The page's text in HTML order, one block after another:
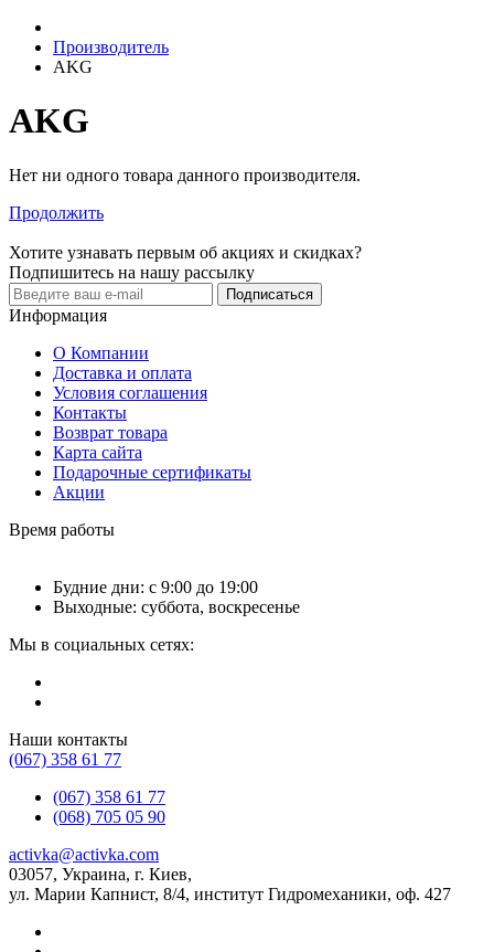
Производитель
AKG
AKG
Нет ни одного товара данного производителя.
Продолжить
Хотите узнавать первым об акциях и скидках?
Подпишитесь на нашу рассылку
Подписаться
Информация
О Компании
Доставка и оплата
Условия соглашения
Контакты
Возврат товара
Карта сайта
Подарочные сертификаты
Акции
Время работы
Будние дни: с 9:00 до 19:00
Выходные: суббота, воскресенье
Мы в социальных сетях:
Наши контакты
(067) 358 61 77
(067) 358 61 77
(068) 705 05 90
activka@activka.com
03057, Украина, г. Киев,
ул. Марии Капнист, 8/4, институт Гидромеханики, оф. 427